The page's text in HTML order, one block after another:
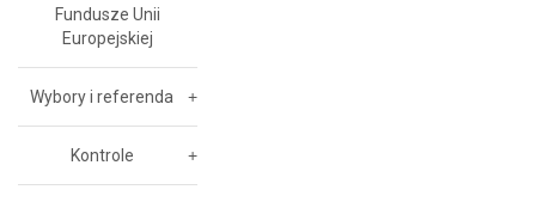
Fundusze Unii
Europejskiej
Wybory i referenda
Kontrole